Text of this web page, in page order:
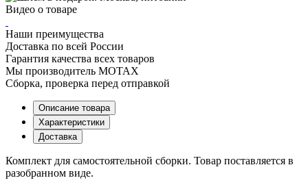
Видео о товаре
Наши преимущества
Доставка по всей России
Гарантия качества всех товаров
Мы производитель MOTAX
Сборка, проверка перед отправкой
Описание товара
Характеристики
Доставка
Комплект для самостоятельной сборки. Товар поставляется в
разобранном виде.